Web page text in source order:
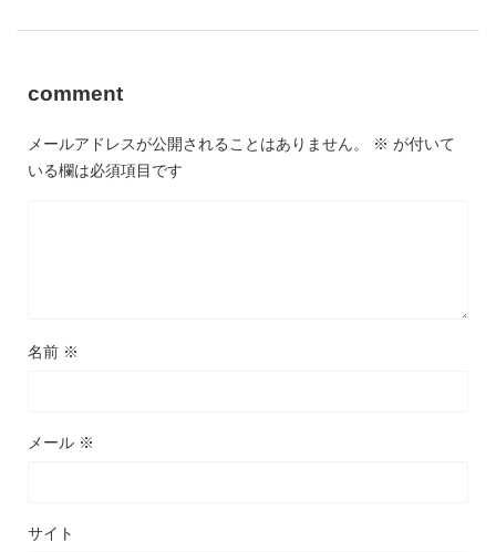
comment
メールアドレスが公開されることはありません。 ※ が付いて
いる欄は必須項目です
名前 ※
メール ※
サイト